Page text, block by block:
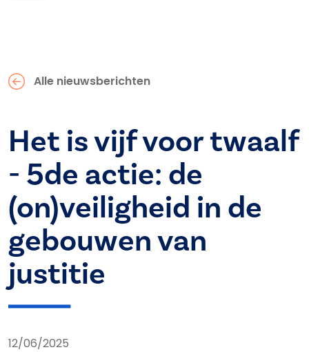
Alle nieuwsberichten
Het is vijf voor twaalf
- 5de actie: de
(on)veiligheid in de
gebouwen van
justitie
12/06/2025